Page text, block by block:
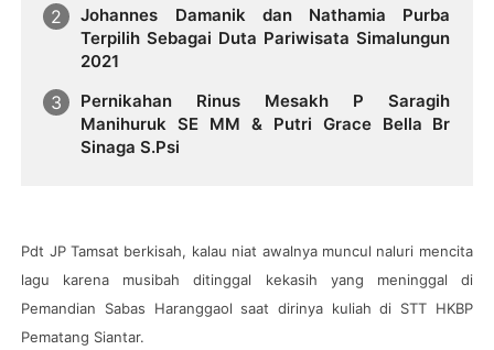
Johannes Damanik dan Nathamia Purba
Terpilih Sebagai Duta Pariwisata Simalungun
2021
Pernikahan Rinus Mesakh P Saragih
Manihuruk SE MM & Putri Grace Bella Br
Sinaga S.Psi
Pdt JP Tamsat berkisah, kalau niat awalnya muncul naluri mencita
lagu karena musibah ditinggal kekasih yang meninggal di
Pemandian Sabas Haranggaol saat dirinya kuliah di STT HKBP
Pematang Siantar.